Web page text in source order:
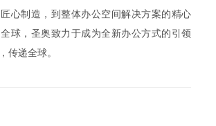
心制造，到整体办公空间解决方案的精心
球，圣奥致力于成为全新办公方式的引领
传递全球。